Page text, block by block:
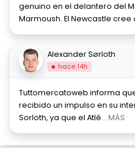
genuino en el delantero del
Marmoush. El Newcastle cree
Alexander Sørloth
hace 14h
Tuttomercatoweb informa
recibido un impulso en su
Sorloth, ya que el Atlé... MÁS